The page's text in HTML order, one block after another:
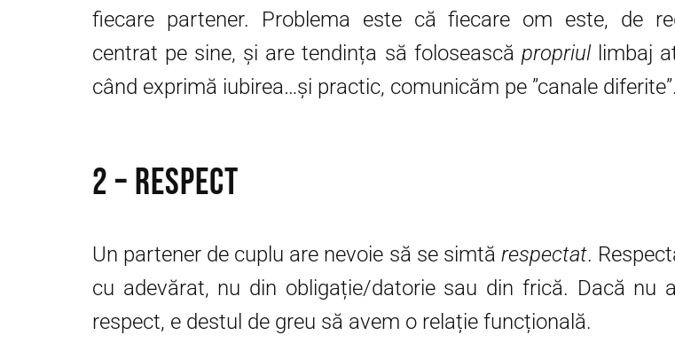
fiecare partener. Problema este că fiecare om este, de
centrat pe sine, și are tendința să folosească propriullimbaj
când exprimă iubirea…și practic, comunicăm pe ”canale diferite”.
2 – Respect
Un partener de cuplu are nevoie să se simtă respectat.
cu adevărat, nu din obligație/datorie sau din frică. Dacă nu
respect, e destul de greu să avem o relație funcțională.